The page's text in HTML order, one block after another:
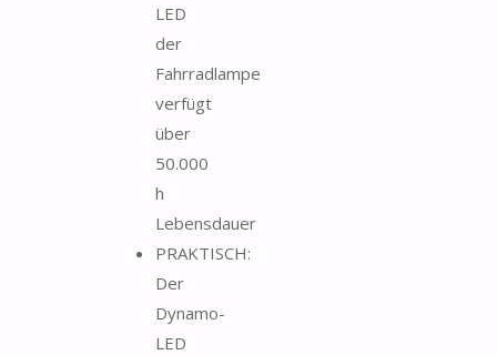
LED
der
Fahrradlampe
verfügt
über
50.000
h
Lebensdauer
PRAKTISCH:
Der
Dynamo-
LED